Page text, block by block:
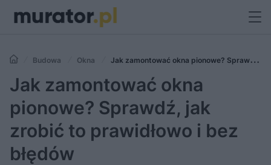
Budowa Okna
Jak zamontować okna pionowe? Sprawdź,
jak zrobić to prawidłowo i bez błędów
Jak zamontować okna
pionowe? Sprawdź, jak
zrobić to prawidłowo i bez
błędów